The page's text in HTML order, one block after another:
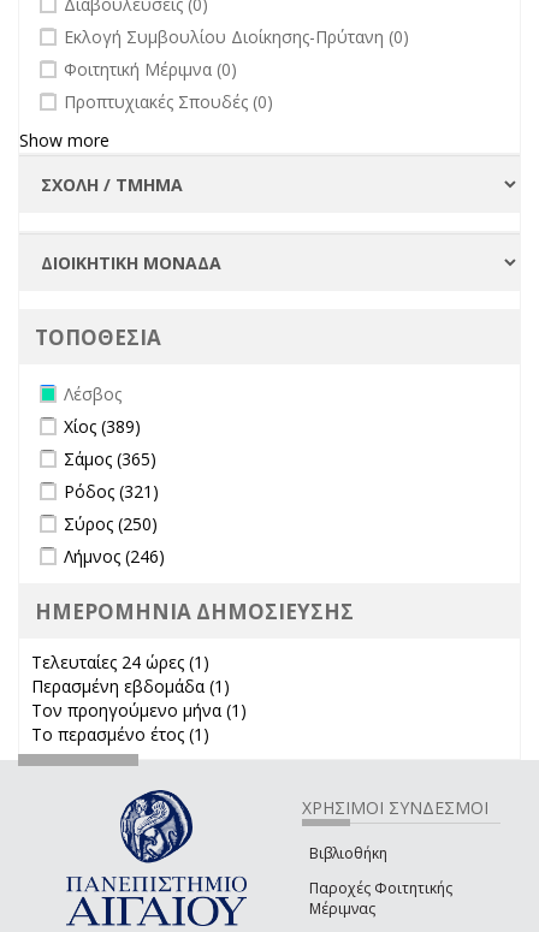
Διαβουλεύσεις (0)
undefined
Εκλογή Συμβουλίου Διοίκησης-Πρύτανη (0)
undefined
Φοιτητική Μέριμνα (0)
undefined
Προπτυχιακές Σπουδές (0)
Show more
ΤΟΠΟΘΕΣΙΑ
Remove Λέσβος filter
Λέσβος
Apply Χίος filter
Χίος (389)
Apply Σάμος filter
Σάμος (365)
Apply Ρόδος filter
Ρόδος (321)
Apply Σύρος filter
Σύρος (250)
Apply Λήμνος filter
Λήμνος (246)
ΗΜΕΡΟΜΗΝΙΑ ΔΗΜΟΣΙΕΥΣΗΣ
Τελευταίες 24 ώρες (1)
Περασμένη εβδομάδα (1)
Τον προηγούμενο μήνα (1)
Το περασμένο έτος (1)
ΧΡΗΣΙΜΟΙ ΣΥΝΔΕΣΜΟΙ
Βιβλιοθήκη
Παροχές Φοιτητικής
Μέριμνας